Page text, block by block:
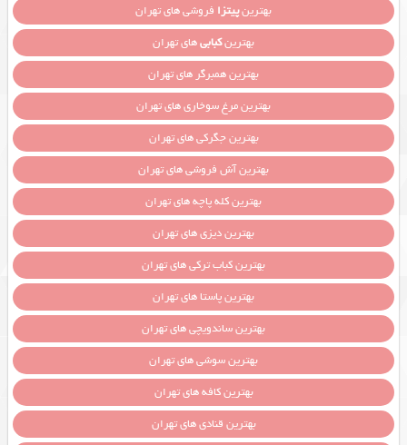
بهترینپیتزا فروشی های تهران
بهترینکبابیهای تهران
بهترین همبرگر های تهران
بهترین مرغ سوخاری های تهران
بهترین جگرکی های تهران
بهترین آش فروشی های تهران
بهترین کله پاچه های تهران
بهترین دیزی های تهران
بهترین کباب ترکی های تهران
بهترین پاستا های تهران
بهترین ساندویچی های تهران
بهترین سوشی های تهران
بهترین کافه های تهران
بهترین قنادی های تهران